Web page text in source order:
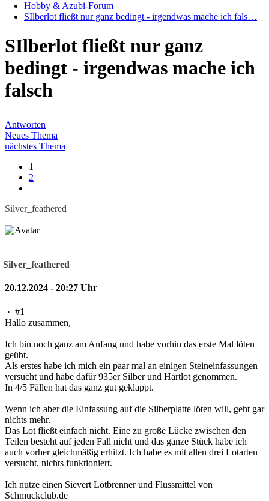
Hobby & Azubi-Forum
SIlberlot fließt nur ganz bedingt - irgendwas mache ich fals…
SIlberlot fließt nur ganz
bedingt - irgendwas mache ich
falsch
Antworten
Neues Thema
nächstes Thema
1
2
Silver_feathered
Silver_feathered
20.12.2024 - 20:27 Uhr
· #1
Hallo zusammen,
Ich bin noch ganz am Anfang und habe vorhin das erste Mal löten
geübt.
Als erstes habe ich mich ein paar mal an einigen Steineinfassungen
versucht und habe dafür 935er Silber und Hartlot genommen.
In 4/5 Fällen hat das ganz gut geklappt.
Wenn ich aber die Einfassung auf die Silberplatte löten will, geht gar
nichts mehr.
Das Lot fließt einfach nicht. Eine zu große Lücke zwischen den
Teilen besteht auf jeden Fall nicht und das ganze Stück habe ich
auch vorher gleichmäßig erhitzt. Ich habe es mit allen drei Lotarten
versucht, nichts funktioniert.
Ich nutze einen Sievert Lötbrenner und Flussmittel von
Schmuckclub.de